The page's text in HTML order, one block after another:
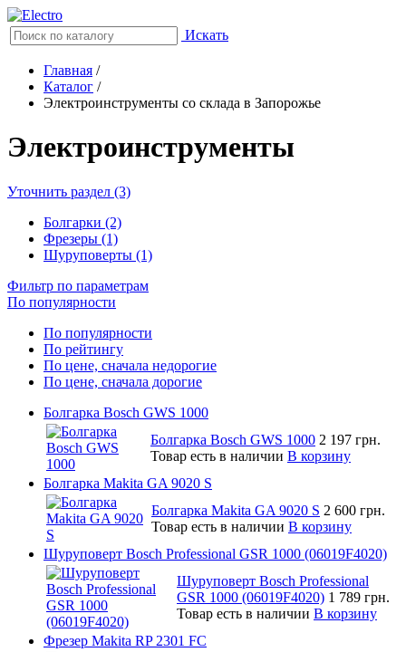
Искать
Главная /
Каталог /
Электроинструменты со склада в Запорожье
Электроинструменты
Уточнить раздел (3)
Болгарки (2)
Фрезеры (1)
Шуруповерты (1)
Фильтр по параметрам
По популярности
По популярности
По рейтингу
По цене, сначала недорогие
По цене, сначала дорогие
Болгарка Bosch GWS 1000
Болгарка Bosch GWS 1000 2 197 грн.
Товар есть в наличии В корзину
Болгарка Makita GA 9020 S
Болгарка Makita GA 9020 S 2 600 грн.
Товар есть в наличии В корзину
Шуруповерт Bosch Professional GSR 1000 (06019F4020)
Шуруповерт Bosch Professional
GSR 1000 (06019F4020) 1 789 грн.
Товар есть в наличии В корзину
Фрезер Makita RP 2301 FC